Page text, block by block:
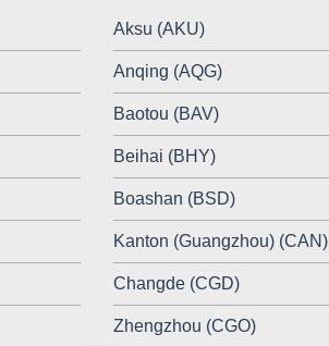
Aksu (AKU)
Anqing (AQG)
Baotou (BAV)
Beihai (BHY)
Boashan (BSD)
Kanton (Guangzhou) (CAN)
Changde (CGD)
Zhengzhou (CGO)